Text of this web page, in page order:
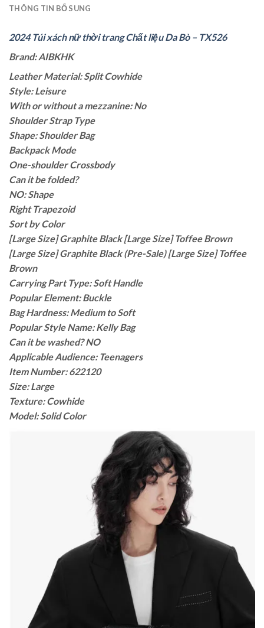
THÔNG TIN BỔ SUNG
2024 Túi xách nữ thời trang Chất liệu Da Bò – TX526
Brand: AIBKHK
Leather Material: Split Cowhide
Style: Leisure
With or without a mezzanine: No
Shoulder Strap Type
Shape: Shoulder Bag
Backpack Mode
One-shoulder Crossbody
Can it be folded?
NO: Shape
Right Trapezoid
Sort by Color
[Large Size] Graphite Black [Large Size] Toffee Brown
[Large Size] Graphite Black (Pre-Sale) [Large Size] Toffee
Brown
Carrying Part Type: Soft Handle
Popular Element: Buckle
Bag Hardness: Medium to Soft
Popular Style Name: Kelly Bag
Can it be washed? NO
Applicable Audience: Teenagers
Item Number: 622120
Size: Large
Texture: Cowhide
Model: Solid Color